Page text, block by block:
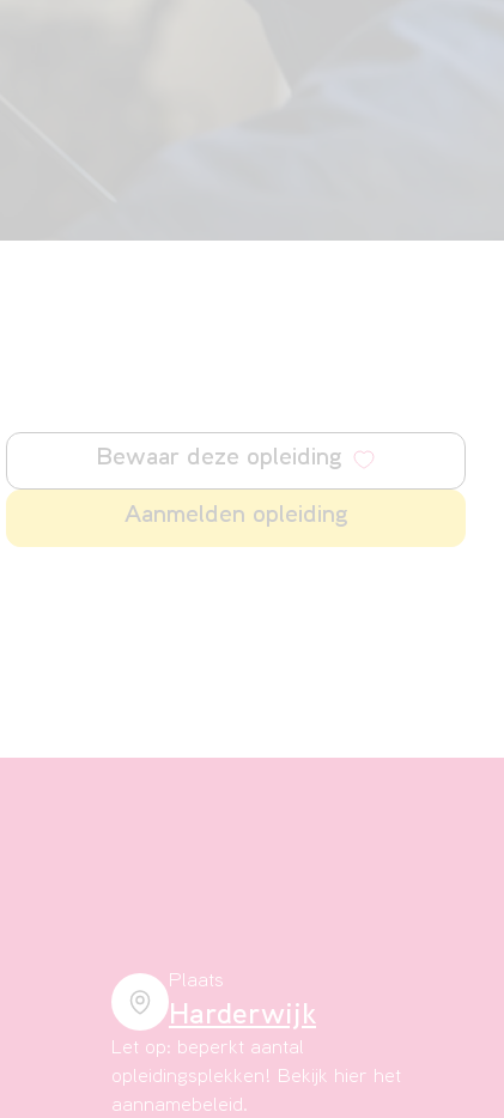
Bewaar deze opleiding
Aanmelden opleiding
Plaats
Harderwijk
Let op: beperkt aantal
opleidingsplekken! Bekijk hier het
aannamebeleid.